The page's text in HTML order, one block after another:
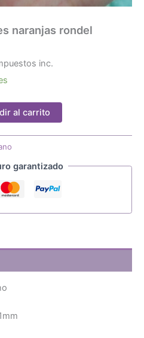
naranjas rondel
inc.
al carrito
garantizado